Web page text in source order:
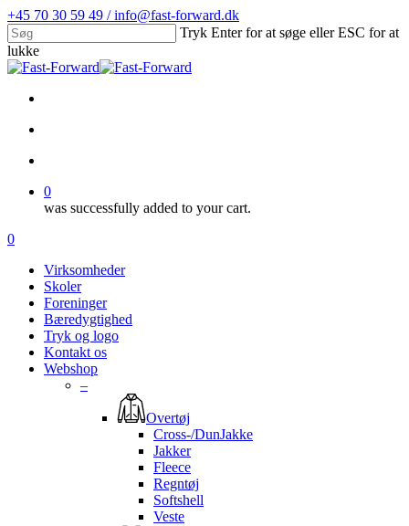
Skip
to
main
content
+45 70 30 59 49 / info@fast-forward.dk
Tryk Enter for at søge eller ESC for at
lukke
Close
0
was successfully added to your cart.
Menu
search
account
0
Virksomheder
Skoler
Foreninger
Bæredygtighed
Tryk og logo
Kontakt os
Webshop
–
Overtøj
Cross-/DunJakke
Jakker
Fleece
Regntøj
Softshell
Veste